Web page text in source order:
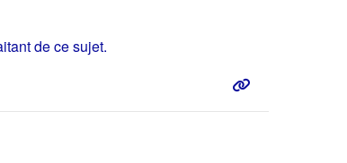
de ce sujet.